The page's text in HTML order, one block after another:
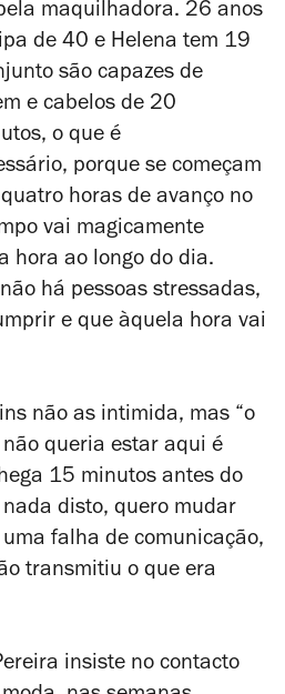
maquilhadora. 26 anos
de 40 e Helena tem 19
são capazes de
e cabelos de 20
o que é
porque se começam
horas de avanço no
vai magicamente
hora ao longo do dia.
há pessoas stressadas,
e que àquela hora vai
não as intimida, mas “o
queria estar aqui é
15 minutos antes do
disto, quero mudar
falha de comunicação,
transmitiu o que era
insiste no contacto